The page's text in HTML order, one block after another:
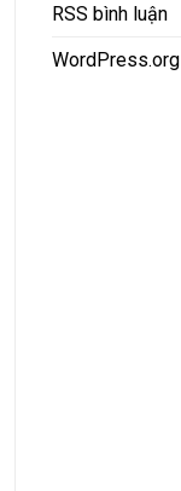
RSS bình luận
WordPress.org